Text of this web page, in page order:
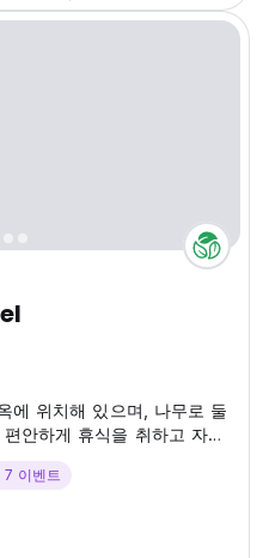
에 위치해 있으며, 나무로 둘
안하게 휴식을 취하고 자연
숙박 시설에 포함되어 있
과
7 이벤트